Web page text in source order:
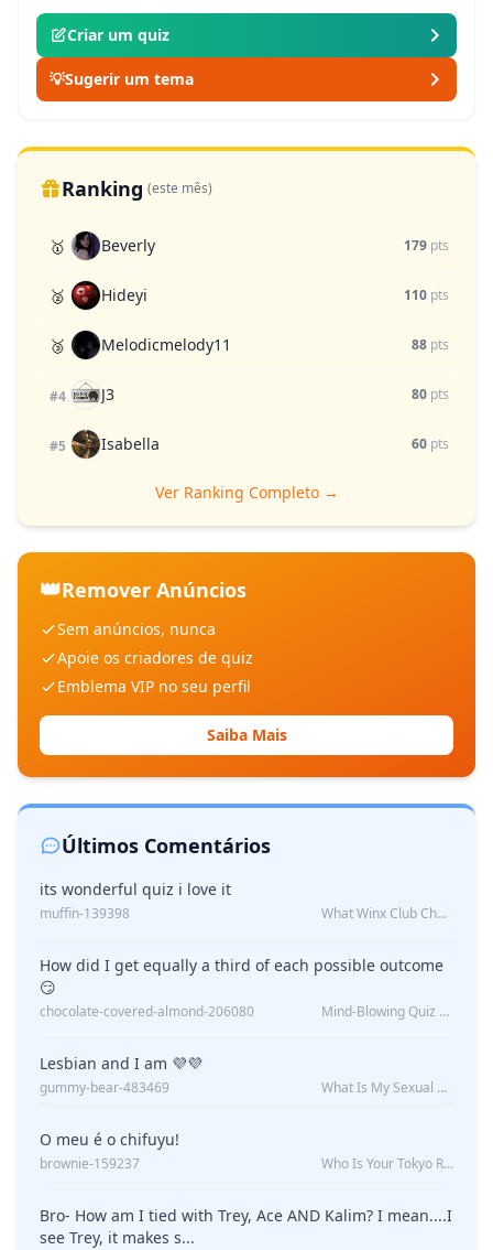
Criar um quiz
💡Sugerir um tema
Ranking (este mês)
🥇 Beverly 179 pts
🥈 Hideyi 110 pts
🥉 Melodicmelody11 88 pts
#4 J3 80 pts
#5 Isabella 60 pts
Ver Ranking Completo →
👑Remover Anúncios
Sem anúncios, nunca
Apoie os criadores de quiz
Emblema VIP no seu perfil
Saiba Mais
Últimos Comentários
its wonderful quiz i love it
muffin-139398 What Winx Club Character Are You?
How did I get equally a third of each possible outcome
😏
chocolate-covered-almond-206080 Mind-Blowing Quiz Reveals: Will I Be Alone Forever?
Lesbian and I am 💜💜
gummy-bear-483469 What Is My Sexual Orientation: Uncovered
O meu é o chifuyu!
brownie-159237 Who Is Your Tokyo Revengers Boyfriend?
Bro- How am I tied with Trey, Ace AND Kalim? I mean....I
see Trey, it makes s...